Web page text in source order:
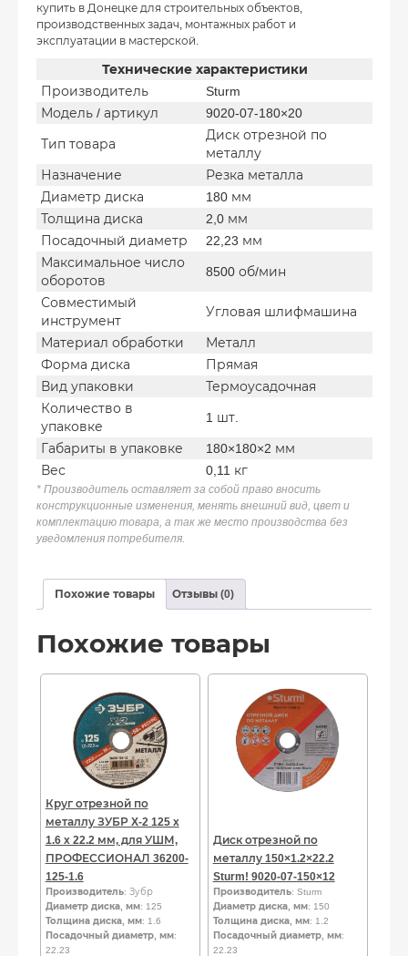
купить в Донецке для строительных объектов,
производственных задач, монтажных работ и
эксплуатации в мастерской.
Технические характеристики
Производитель
Sturm
Модель / артикул
9020-07-180×20
Тип товара
Диск отрезной по
металлу
Назначение
Резка металла
Диаметр диска
180 мм
Толщина диска
2,0 мм
Посадочный диаметр
22,23 мм
Максимальное число
оборотов
8500 об/мин
Совместимый
инструмент
Угловая шлифмашина
Материал обработки
Металл
Форма диска
Прямая
Вид упаковки
Термоусадочная
Количество в
упаковке
1 шт.
Габариты в упаковке
180×180×2 мм
Вес
0,11 кг
* Производитель оставляет за собой право вносить
конструкционные изменения, менять внешний вид, цвет и
комплектацию товара, а так же место производства без
уведомления потребителя.
Похожие товары Отзывы (0)
Похожие товары
Круг отрезной по
металлу ЗУБР X-2 125 x
1.6 x 22.2 мм, для УШМ,
ПРОФЕССИОНАЛ 36200-
125-1.6
Производитель: Зубр
Диаметр диска, мм: 125
Толщина диска, мм: 1.6
Посадочный диаметр, мм:
22.23
Диск отрезной по
металлу 150×1.2×22.2
Sturm! 9020-07-150×12
Производитель: Sturm
Диаметр диска, мм: 150
Толщина диска, мм: 1.2
Посадочный диаметр, мм:
22.23